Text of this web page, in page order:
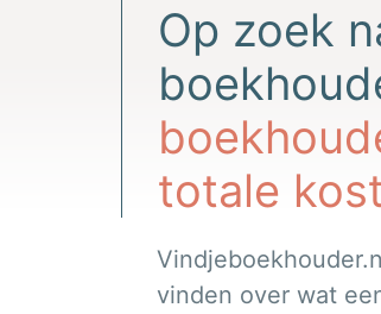
Op zoek
totale
vinden over wat